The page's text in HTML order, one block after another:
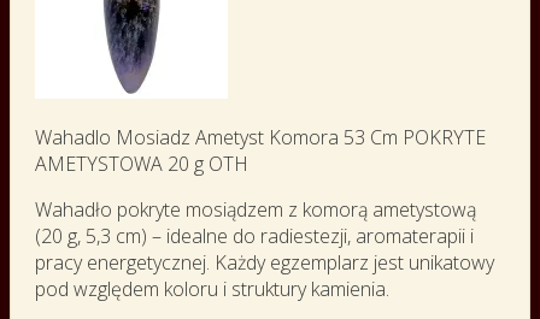
Wahadlo Mosiadz Ametyst Komora 53 Cm POKRYTE
AMETYSTOWA 20 g OTH
Wahadło pokryte mosiądzem z komorą ametystową
(20 g, 5,3 cm) – idealne do radiestezji, aromaterapii i
pracy energetycznej. Każdy egzemplarz jest unikatowy
pod względem koloru i struktury kamienia.